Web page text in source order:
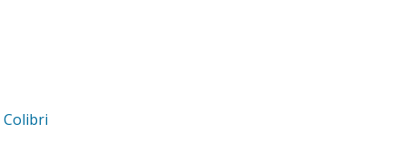
Colibri